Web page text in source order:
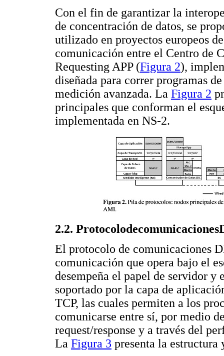
Con el fin de garantizar la
de concentración de datos, se
utilizado en proyectos europeos
comunicación entre el Centro de
Requesting APP (Figura 2),
diseñada para correr programas
medición avanzada. La Figura 2
principales que conforman el
implementada en NS-2.
2.2.
El protocolo de comunicaciones
comunicación que opera bajo el
desempeña el papel de servidor
soportado por la capa de
TCP, las cuales permiten a los
comunicarse entre sí, por medio
request/response y a través del
La Figura 3 presenta la